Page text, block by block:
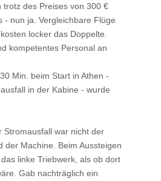
trotz des Preises von 300 €
- nun ja. Vergleichbare Flüge
locker das Doppelte.
kompetentes Personal an
Min. beim Start in Athen -
in der Kabine - wurde
Stromausfall war nicht der
der Machine. Beim Aussteigen
linke Triebwerk, als ob dort
Gab nachträglich ein